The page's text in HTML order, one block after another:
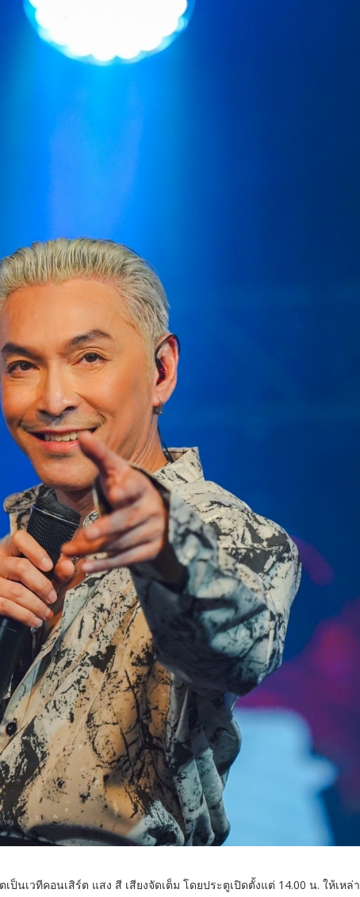
ป็นเวทีคอนเสิร์ต แสง สี เสียงจัดเต็ม โดยประตูเปิดตั้งแต่ 14.00 น. ให้เหล่า